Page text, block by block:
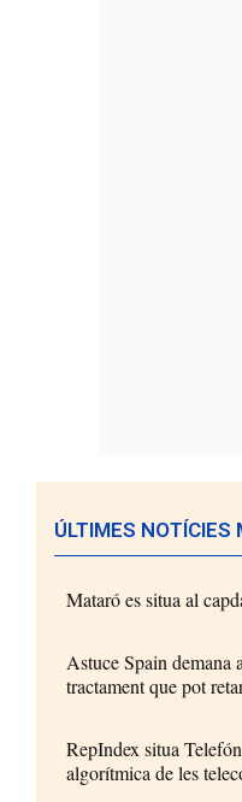
ÚLTIMES NOTÍCIES
Mataró es situa al
Astuce Spain demana
tractament que pot
RepIndex situa
algorítmica de les